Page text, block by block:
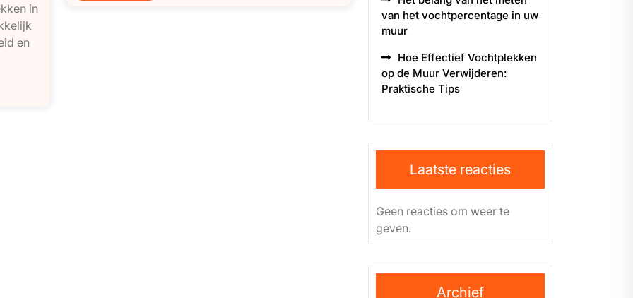
in
en
van het vochtpercentage in uw
muur
Hoe Effectief Vochtplekken
op de Muur Verwijderen:
Praktische Tips
Laatste reacties
Geen reacties om weer te
geven.
Archief